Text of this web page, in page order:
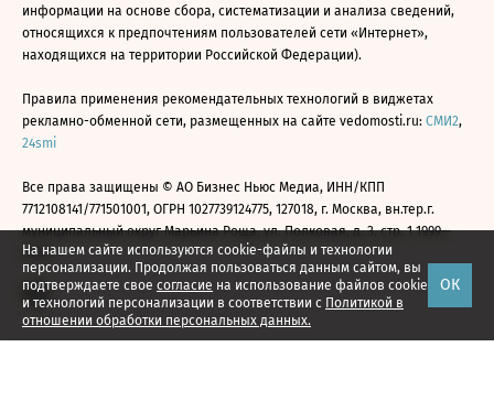
На нашем сайте используются cookie-файлы и технологии
персонализации. Продолжая пользоваться данным сайтом, вы
подтверждаете свое согласие на использование файлов cookie
и технологий персонализации в соответствии с Политикой в
отношении обработки персональных данных.
ОК
информации на основе сбора, систематизации и анализа сведений,
относящихся к предпочтениям пользователей сети «Интернет»,
находящихся на территории Российской Федерации).
Правила применения рекомендательных технологий в виджетах
рекламно-обменной сети, размещенных на сайте vedomosti.ru: СМИ2,
24smi
Все права защищены © АО Бизнес Ньюс Медиа, ИНН/КПП
7712108141/771501001, ОГРН 1027739124775, 127018, г. Москва, вн.тер.г.
муниципальный округ Марьина Роща, ул. Полковая, д. 3, стр. 1 1999—
2026